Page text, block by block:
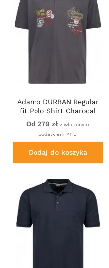
Adamo DURBAN Regular
fit Polo Shirt Charocal
Od 279 zł z wliczonym
podatkiem PTiU
Dodaj do koszyka